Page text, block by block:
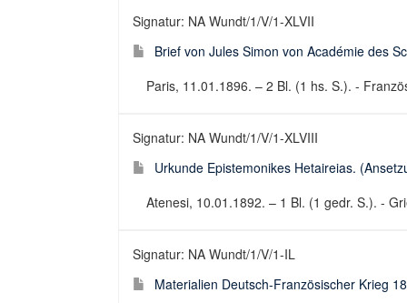
Signatur: NA Wundt/1/V/1-XLVII
Brief von Jules Simon von Académie des
Paris, 11.01.1896. – 2 Bl. (1 hs. S.). -
Signatur: NA Wundt/1/V/1-XLVIII
Urkunde Epistemonikes Hetaireias.
Atenesi, 10.01.1892. – 1 Bl. (1 gedr. S.). -
Signatur: NA Wundt/1/V/1-IL
Materialien Deutsch-Französischer Krieg